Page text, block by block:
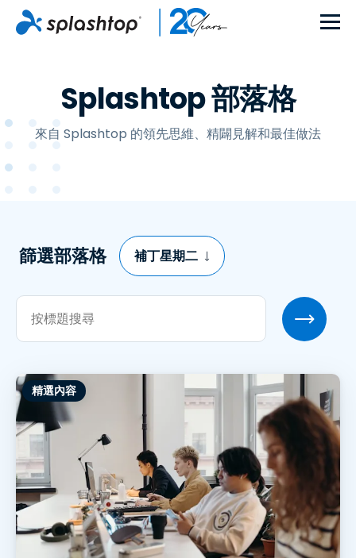
Splashtop 部落格
來自 Splashtop 的領先思維、精闢見解和最佳做法
篩選部落格 補丁星期二
精選內容